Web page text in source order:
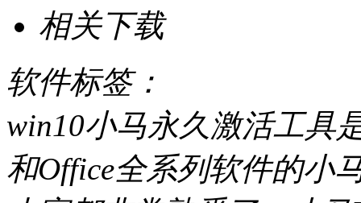
相关下载
软件标签：
win10小马永久激活工具
和Office全系列软件的小